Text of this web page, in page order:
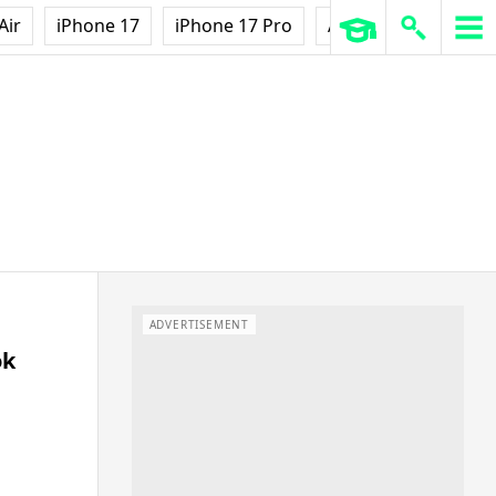
iPhone 17 iPhone 17 Pro AirPods Pro 3
ADVERTISEMENT